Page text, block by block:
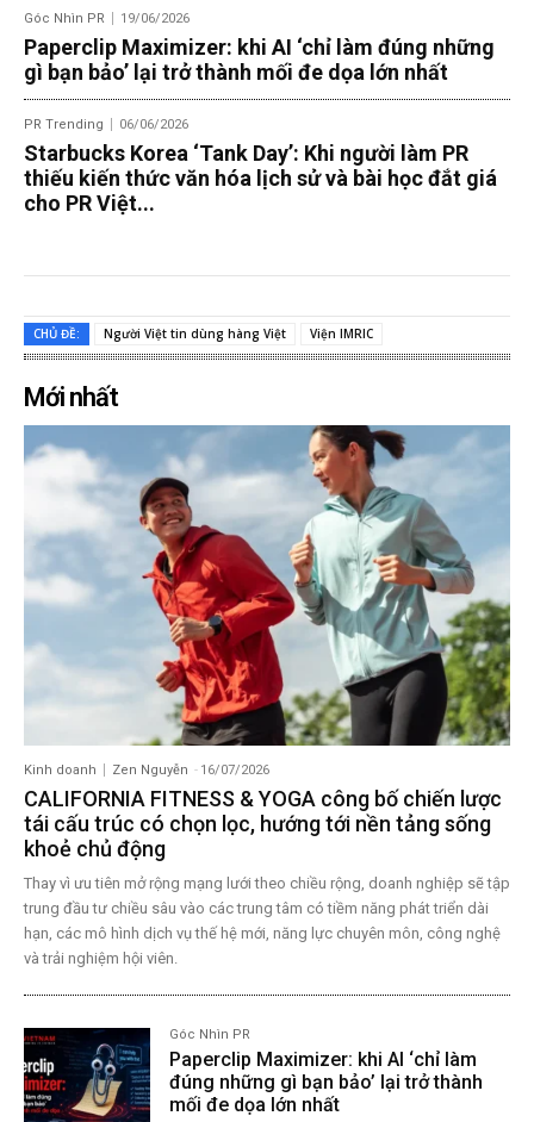
Góc Nhìn PR 19/06/2026
Paperclip Maximizer: khi AI ‘chỉ làm đúng những
gì bạn bảo’ lại trở thành mối đe dọa lớn nhất
PR Trending 06/06/2026
Starbucks Korea ‘Tank Day’: Khi người làm PR
thiếu kiến thức văn hóa lịch sử và bài học đắt giá
cho PR Việt...
CHỦ ĐỀ: Người Việt tin dùng hàng Việt Viện IMRIC
Mới nhất
Kinh doanh Zen Nguyễn - 16/07/2026
CALIFORNIA FITNESS & YOGA công bố chiến lược
tái cấu trúc có chọn lọc, hướng tới nền tảng sống
khoẻ chủ động
Thay vì ưu tiên mở rộng mạng lưới theo chiều rộng, doanh nghiệp sẽ tập
trung đầu tư chiều sâu vào các trung tâm có tiềm năng phát triển dài
hạn, các mô hình dịch vụ thế hệ mới, năng lực chuyên môn, công nghệ
và trải nghiệm hội viên.
Góc Nhìn PR
Paperclip Maximizer: khi AI ‘chỉ làm
đúng những gì bạn bảo’ lại trở thành
mối đe dọa lớn nhất